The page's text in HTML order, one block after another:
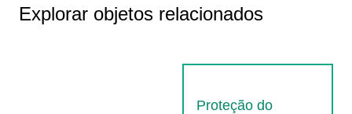
Explorar objetos relacionados
Proteção do